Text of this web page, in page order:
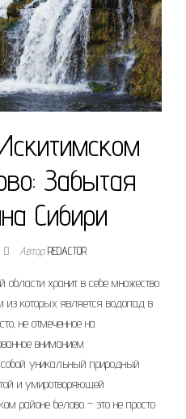
Забытая
Сибири
АвторREDACTOR
области хранит в себе множество
из которых является водопад в
не отмеченное на
вниманием
собой уникальный природный
и умиротворяющей
районе белово – это не просто